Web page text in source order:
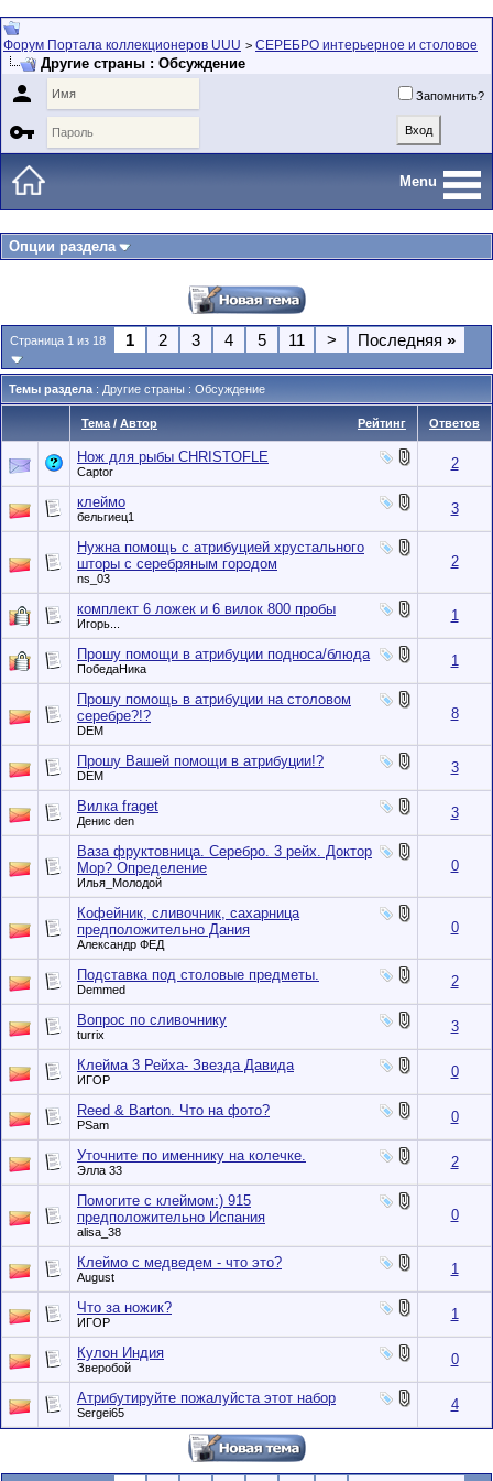
Форум Портала коллекционеров UUU > СЕРЕБРО интерьерное и столовое
Другие страны : Обсуждение
 Запомнить?

Menu
Опции раздела
Страница 1 из 18 1 2 3 4 5 11 > Последняя »
Темы раздела : Другие страны : Обсуждение
Рейтинг
Тема / Автор Ответов
Нож для рыбы CHRISTOFLE
Captor 2
клеймо
бельгиец1 3
Нужна помощь с атрибуцией хрустального
шторы с серебряным городом
ns_03
2
комплект 6 ложек и 6 вилок 800 пробы
Игорь... 1
Прошу помощи в атрибуции подноса/блюда
ПобедаНика 1
Прошу помощь в атрибуции на столовом
серебре?!?
DEM
8
Прошу Вашей помощи в атрибуции!?
DEM 3
Вилка fraget
Денис den 3
Ваза фруктовница. Серебро. 3 рейх. Доктор
Мор? Определение
Илья_Молодой
0
Кофейник, сливочник, сахарница
предположительно Дания
Александр ФЕД
0
Подставка под столовые предметы.
Demmed 2
Вопрос по сливочнику
turrix 3
Клейма 3 Рейха- Звезда Давида
ИГOР 0
Reed & Barton. Что на фото?
PSam 0
Уточните по именнику на колечке.
Элла 33 2
Помогите с клеймом:) 915
предположительно Испания
alisa_38
0
Клеймо с медведем - что это?
August 1
Что за ножик?
ИГOР 1
Кулон Индия
Зверобой 0
Атрибутируйте пожалуйста этот набор
Sergei65 4